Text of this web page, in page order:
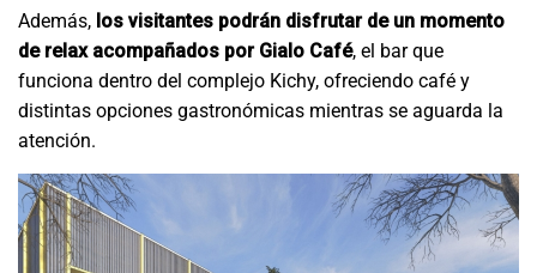
Además, los visitantes podrán disfrutar de un momento
de relax acompañados por Gialo Café, el bar que
funciona dentro del complejo Kichy, ofreciendo café y
distintas opciones gastronómicas mientras se aguarda la
atención.